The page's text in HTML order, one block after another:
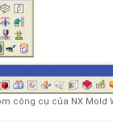
công cụ của NX Mold